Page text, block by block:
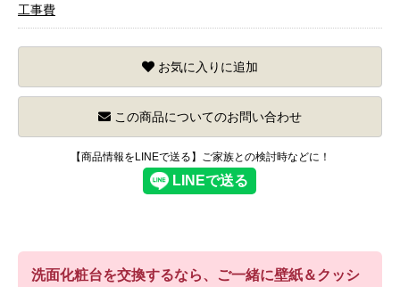
工事費
お気に入りに追加
この商品についてのお問い合わせ
【商品情報をLINEで送る】ご家族との検討時などに！
洗面化粧台を交換するなら、ご一緒に壁紙＆クッシ